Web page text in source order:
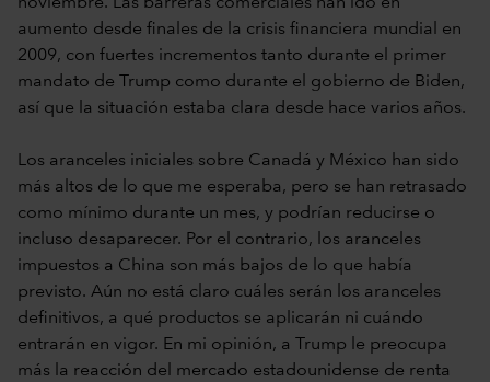
aumento desde finales de la crisis financiera mundial en
2009, con fuertes incrementos tanto durante el primer
mandato de Trump como durante el gobierno de Biden,
así que la situación estaba clara desde hace varios años.
Los aranceles iniciales sobre Canadá y México han sido
más altos de lo que me esperaba, pero se han retrasado
como mínimo durante un mes, y podrían reducirse o
incluso desaparecer. Por el contrario, los aranceles
impuestos a China son más bajos de lo que había
previsto. Aún no está claro cuáles serán los aranceles
definitivos, a qué productos se aplicarán ni cuándo
entrarán en vigor. En mi opinión, a Trump le preocupa
más la reacción del mercado estadounidense de renta